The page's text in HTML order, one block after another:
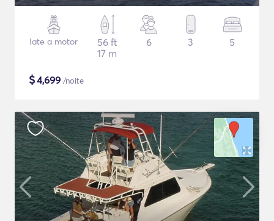
Iate a motor
56 ft
17 m
6 3 5
$4,699 /noite